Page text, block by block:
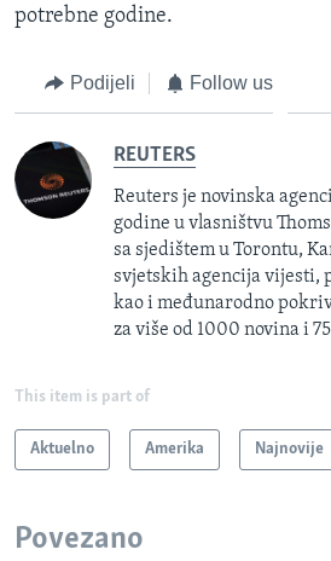
potrebne godine.
Podijeli Follow us
REUTERS
Reuters je novinska
godine u vlasništvu
sa sjedištem u Torontu,
svjetskih agencija vijesti,
kao i međunarodno
za više od 1000 novina i
This item is part of
Aktuelno Amerika Najnovije
Povezano